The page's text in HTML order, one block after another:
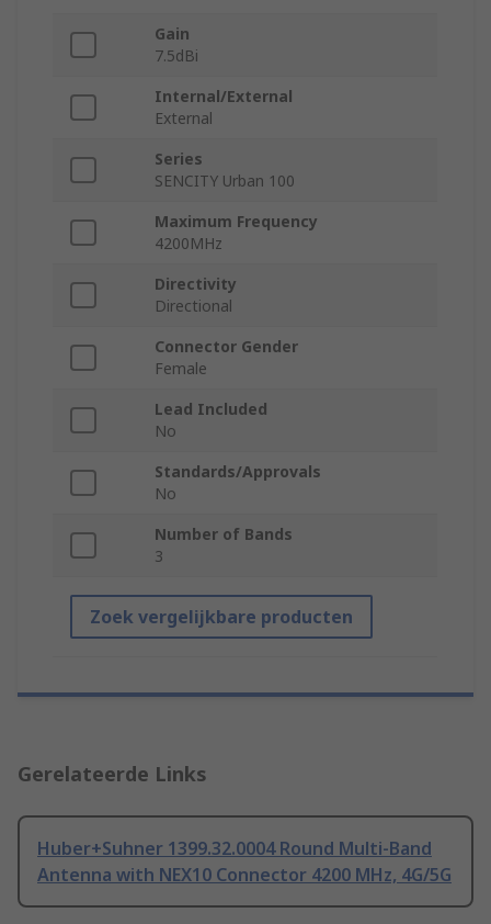
Gain
7.5dBi
Internal/External
External
Series
SENCITY Urban 100
Maximum Frequency
4200MHz
Directivity
Directional
Connector Gender
Female
Lead Included
No
Standards/Approvals
No
Number of Bands
3
Zoek vergelijkbare producten
Gerelateerde Links
Huber+Suhner 1399.32.0004 Round Multi-Band
Antenna with NEX10 Connector 4200 MHz, 4G/5G